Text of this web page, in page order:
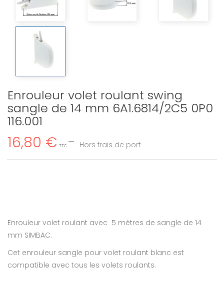
Enrouleur volet roulant swing
sangle de 14 mm 6A1.6814/2C5 0P0
116.001
16,80 € TTC Hors frais de port
Enrouleur volet roulant avec 5 mètres de sangle de 14
mm SIMBAC.
Cet enrouleur sangle pour volet roulant blanc est
compatible avec tous les volets roulants.